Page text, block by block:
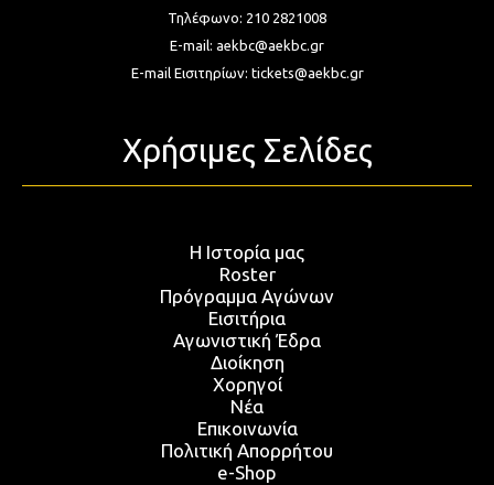
Τηλέφωνο: 210 2821008
E-mail: aekbc@aekbc.gr
E-mail Εισιτηρίων: tickets@aekbc.gr
Χρήσιμες Σελίδες
Η Ιστορία μας
Roster
Πρόγραμμα Αγώνων
Εισιτήρια
Αγωνιστική Έδρα
Διοίκηση
Χορηγοί
Νέα
Επικοινωνία
Πολιτική Απορρήτου
e-Shop